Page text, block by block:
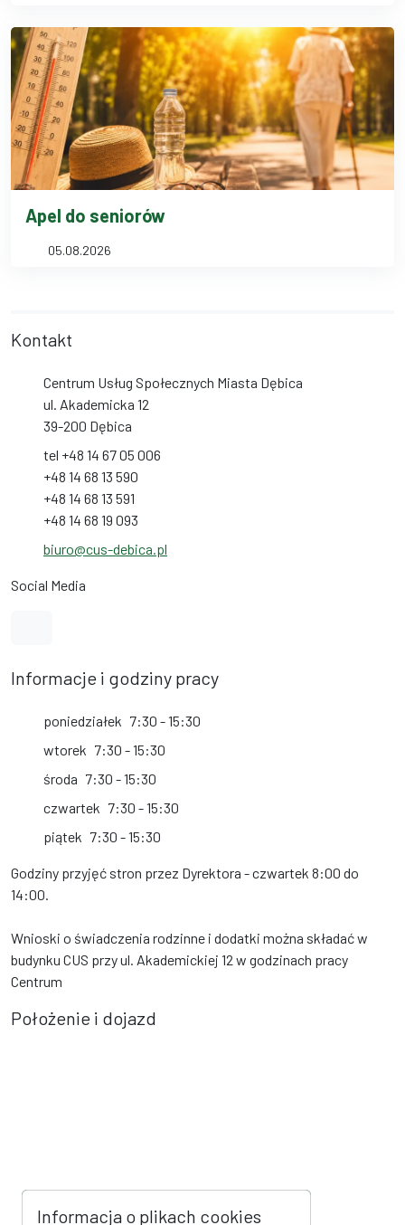
Apel do seniorów
05.08.2026
Kontakt
Centrum Usług Społecznych Miasta Dębica
ul. Akademicka 12
39-200 Dębica
tel +48 14 67 05 006
+48 14 68 13 590
+48 14 68 13 591
+48 14 68 19 093
biuro@cus-debica.pl
Social Media
Informacje i godziny pracy
poniedziałek 7:30 - 15:30
wtorek 7:30 - 15:30
środa 7:30 - 15:30
czwartek 7:30 - 15:30
piątek 7:30 - 15:30
Godziny przyjęć stron przez Dyrektora - czwartek 8:00 do
14:00.
Wnioski o świadczenia rodzinne i dodatki można składać w
budynku CUS przy ul. Akademickiej 12 w godzinach pracy
Centrum
Położenie i dojazd
Informacja o plikach cookies